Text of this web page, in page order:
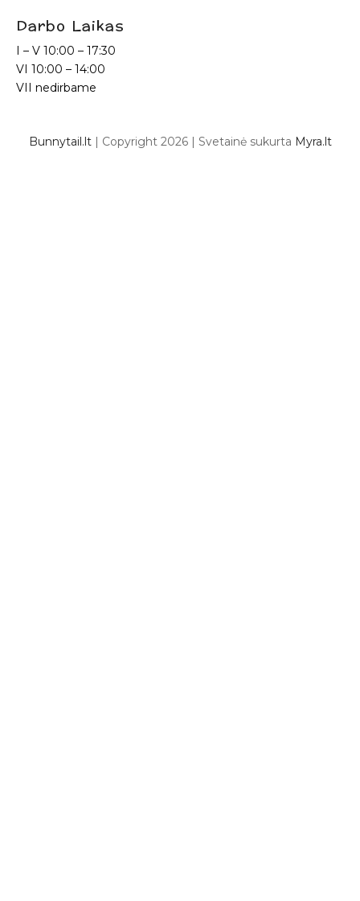
Darbo Laikas
I – V 10:00 – 17:30
VI 10:00 – 14:00
VII nedirbame
Bunnytail.lt| Copyright 2026 | Svetainė sukurta Myra.lt